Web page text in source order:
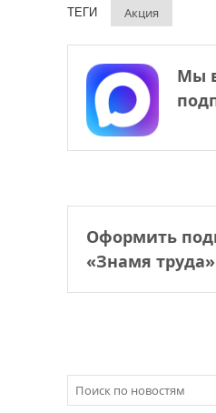
ТЕГИ Акция
Мы
Оформить
«Знамя труда»